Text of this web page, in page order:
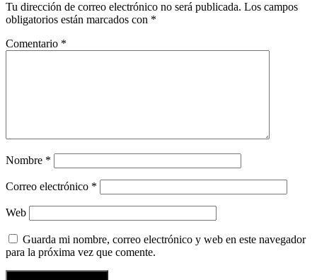
Tu dirección de correo electrónico no será publicada. Los campos
obligatorios están marcados con *
Comentario *
Nombre *
Correo electrónico *
Web
Guarda mi nombre, correo electrónico y web en este navegador
para la próxima vez que comente.